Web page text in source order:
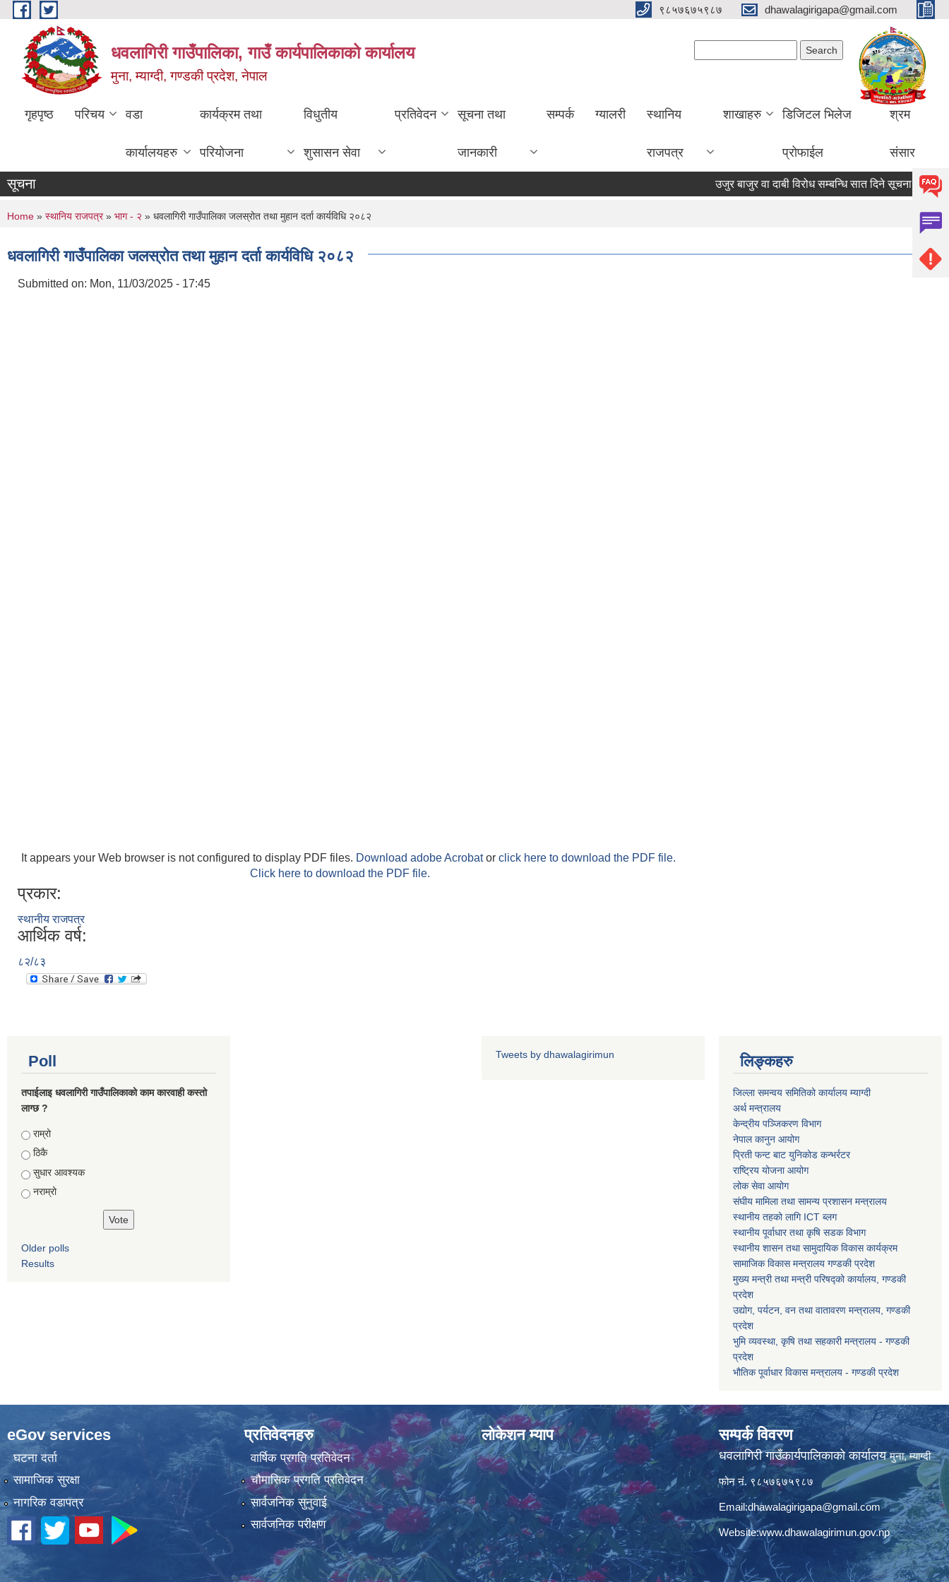
Skip to main content ९८५७६७५९८७ dhawalagirigapa@gmail.com
धवलागिरी गाउँपालिका, गाउँ कार्यपालिकाको कार्यालय
मुना, म्याग्दी, गण्डकी प्रदेश, नेपाल
गृहपृष्ठ परिचय वडा
कार्यालयहरु
कार्यक्रम तथा
परियोजना
विधुतीय
शुसासन सेवा
प्रतिवेदन सूचना तथा
जानकारी
सम्पर्क ग्यालरी स्थानिय
राजपत्र
शाखाहरु डिजिटल भिलेज
प्रोफाईल
श्रम
संसार
सूचना उजुर बाजुर वा दाबी विरोध सम्बन्धि सात दिने सूचना उजुर
You are here
Home » स्थानिय राजपत्र» भाग - २ » धवलागिरी गाउँपालिका जलस्रोत तथा मुहान दर्ता कार्यविधि २०८२
धवलागिरी गाउँपालिका जलस्रोत तथा मुहान दर्ता कार्यविधि २०८२
Submitted on: Mon, 11/03/2025 - 17:45
It appears your Web browser is not configured to display PDF files. Download adobe Acrobator click here to download the PDF file.
Click here to download the PDF file.
प्रकार:
स्थानीय राजपत्र
आर्थिक वर्ष:
८२/८३
Poll
तपाईलाइ धवलागिरी गाउँपालिकाको काम कारवाही कस्तो
लाग्छ ?
Choices
राम्रो
ठिकै
सुधार आवश्यक
नराम्रो
Older polls
Results
Tweets by dhawalagirimun लिङ्कहरु
जिल्ला समन्वय समितिको कार्यालय म्याग्दी
अर्थ मन्त्रालय
केन्द्रीय पञ्जिकरण विभाग
नेपाल कानुन आयोग
प्रिती फन्ट बाट युनिकोड कन्भर्रटर
राष्ट्रिय योजना आयोग
लोक सेवा आयोग
संघीय मामिला तथा सामन्य प्रशासन मन्त्रालय
स्थानीय तहको लागि ICT ब्लग
स्थानीय पूर्वाधार तथा कृषि सडक विभाग
स्थानीय शासन तथा सामुदायिक विकास कार्यक्रम
सामाजिक विकास मन्त्रालय गण्डकी प्रदेश
मुख्य मन्त्री तथा मन्त्री परिषद्को कार्यालय, गण्डकी
प्रदेश
उद्योग, पर्यटन, वन तथा वातावरण मन्त्रालय, गण्डकी
प्रदेश
भुमि व्यवस्था, कृषि तथा सहकारी मन्त्रालय - गण्डकी
प्रदेश
भौतिक पूर्वाधार विकास मन्त्रालय - गण्डकी प्रदेश
eGov services
घटना दर्ता
सामाजिक सुरक्षा
नागरिक वडापत्र
प्रतिवेदनहरु
वार्षिक प्रगति प्रतिवेदन
चौमासिक प्रगति प्रतिवेदन
सार्वजनिक सुनुवाई
सार्वजनिक परीक्षण
लोकेशन म्याप सम्पर्क विवरण
धवलागिरी गाउँकार्यपालिकाको कार्यालयमुना, म्याग्दी
फोन नं. ९८५७६७५९८७
Email:dhawalagirigapa@gmail.com
Website:www.dhawalagirimun.gov.np